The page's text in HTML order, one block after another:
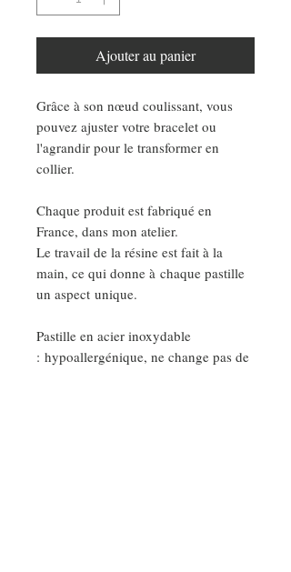
Ajouter au panier
Grâce à son nœud coulissant, vous
pouvez ajuster votre bracelet ou
l'agrandir pour le transformer en
collier.
Chaque produit est fabriqué en
France, dans mon atelier.
Le travail de la résine est fait à la
main, ce qui donne à chaque pastille
un aspect unique.
Pastille en acier inoxydable
: hypoallergénique, ne change pas de